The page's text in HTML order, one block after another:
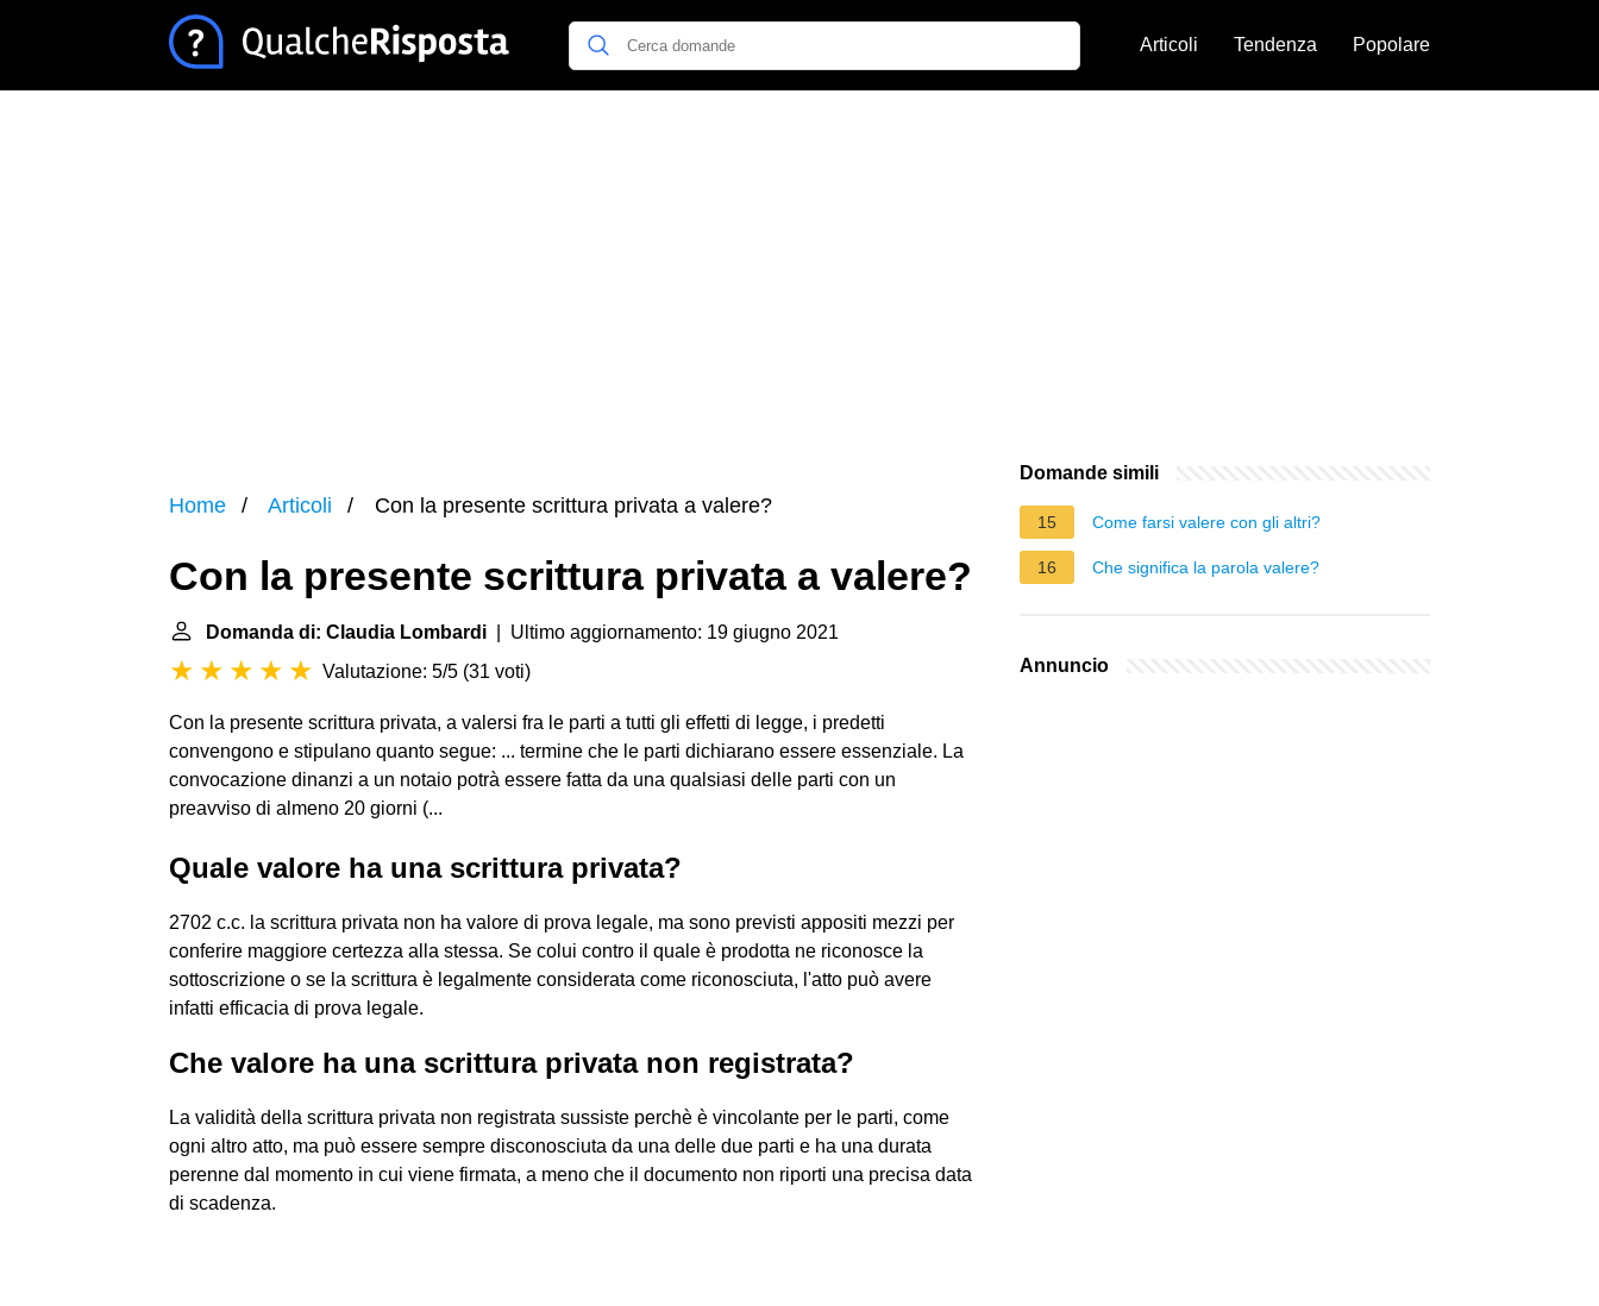
Articoli Tendenza Popolare
Home Articoli Con la presente scrittura privata a valere?
Con la presente scrittura privata a valere?
Domanda di: Claudia Lombardi | Ultimo aggiornamento: 19 giugno 2021
Valutazione: 5/5 (31 voti)
Con la presente scrittura privata, a valersi fra le parti a tutti gli effetti di legge, i predetti
convengono e stipulano quanto segue: ... termine che le parti dichiarano essere essenziale. La
convocazione dinanzi a un notaio potrà essere fatta da una qualsiasi delle parti con un
preavviso di almeno 20 giorni (...
Quale valore ha una scrittura privata?
2702 c.c. la scrittura privata non ha valore di prova legale, ma sono previsti appositi mezzi per
conferire maggiore certezza alla stessa. Se colui contro il quale è prodotta ne riconosce la
sottoscrizione o se la scrittura è legalmente considerata come riconosciuta, l'atto può avere
infatti efficacia di prova legale.
Che valore ha una scrittura privata non registrata?
La validità della scrittura privata non registrata sussiste perchè è vincolante per le parti, come
ogni altro atto, ma può essere sempre disconosciuta da una delle due parti e ha una durata
perenne dal momento in cui viene firmata, a meno che il documento non riporti una precisa data
di scadenza.
Domande simili
15 Come farsi valere con gli altri?
16 Che significa la parola valere?
Annuncio